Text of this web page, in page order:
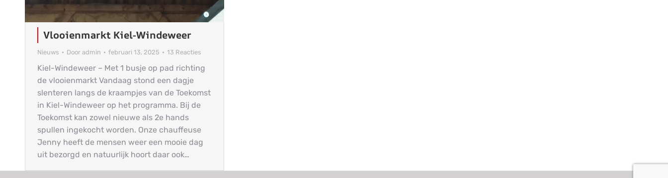
Vlooienmarkt Kiel-Windeweer
Nieuws Door admin februari 13, 2025 13 Reacties
Kiel-Windeweer – Met 1 busje op pad richting
de vlooienmarkt Vandaag stond een dagje
slenteren langs de kraampjes van de Toekomst
in Kiel-Windeweer op het programma. Bij de
Toekomst kan zowel nieuwe als 2e hands
spullen ingekocht worden. Onze chauffeuse
Jenny heeft de mensen weer een mooie dag
uit bezorgd en natuurlijk hoort daar ook…